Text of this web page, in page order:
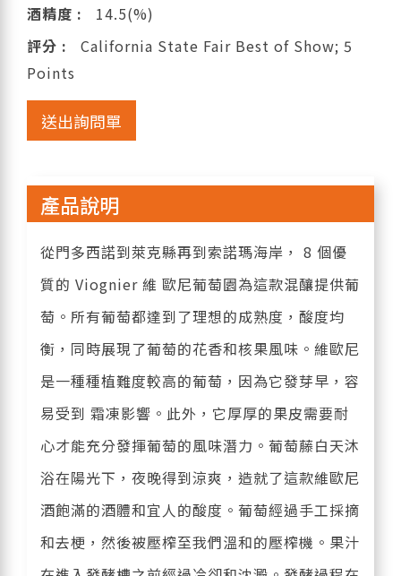
酒精度 :
14.5(%)
評分 :
California State Fair Best of Show; 5
Points
送出詢問單
產品說明
從門多西諾到萊克縣再到索諾瑪海岸， 8 個優
質的 Viognier 維 歐尼葡萄園為這款混釀提供葡
萄。所有葡萄都達到了理想的成熟度，酸度均
衡，同時展現了葡萄的花香和核果風味。維歐尼
是一種種植難度較高的葡萄，因為它發芽早，容
易受到 霜凍影響。此外，它厚厚的果皮需要耐
心才能充分發揮葡萄的風味潛力。葡萄藤白天沐
浴在陽光下，夜晚得到涼爽，造就了這款維歐尼
酒飽滿的酒體和宜人的酸度。葡萄經過手工採摘
和去梗，然後被壓榨至我們溫和的壓榨機。果汁